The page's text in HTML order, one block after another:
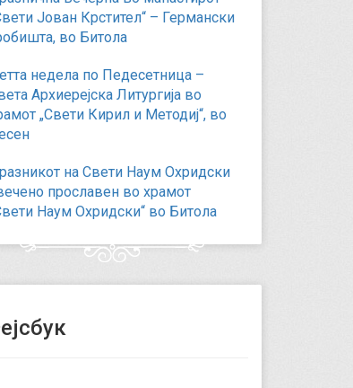
Јован Крстител“ – Германски
во Битола
недела по Педесетница –
Архиерејска Литургија во
„Свети Кирил и Методиј“, во
на Свети Наум Охридски
прославен во храмот
Наум Охридски“ во Битола